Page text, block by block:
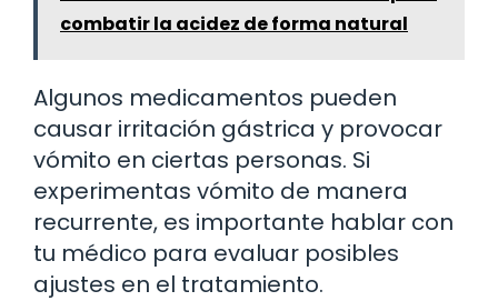
combatir la acidez de forma natural
Algunos medicamentos pueden
causar irritación gástrica y provocar
vómito en ciertas personas. Si
experimentas vómito de manera
recurrente, es importante hablar con
tu médico para evaluar posibles
ajustes en el tratamiento.